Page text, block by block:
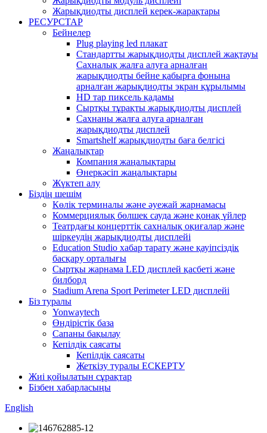
Жарықдиодты дисплей керек-жарақтары
РЕСУРСТАР
Бейнелер
Plug playing led плакат
Стандартты жарықдиодты дисплей жақтауы
Сахналық жалға алуға арналған
жарықдиодты бейне қабырға фонына
арналған жарықдиодты экран құрылымы
HD тар пиксель қадамы
Сыртқы тұрақты жарықдиодты дисплей
Сахнаны жалға алуға арналған
жарықдиодты дисплей
Smartshelf жарықдиодты баға белгісі
Жаңалықтар
Компания жаңалықтары
Өнеркәсіп жаңалықтары
Жүктеп алу
Біздің шешім
Көлік терминалы және әуежай жарнамасы
Коммерциялық бөлшек сауда және қонақ үйлер
Театрдағы концерттік сахналық оқиғалар және
шіркеудің жарықдиодты дисплейі
Education Studio хабар тарату және қауіпсіздік
басқару орталығы
Сыртқы жарнама LED дисплей қасбеті және
билборд
Stadium Arena Sport Perimeter LED дисплейі
Біз туралы
Yonwaytech
Өндірістік база
Сапаны бақылау
Кепілдік саясаты
Кепілдік саясаты
Жеткізу туралы ЕСКЕРТУ
Жиі қойылатын сұрақтар
Бізбен хабарласыңы
English